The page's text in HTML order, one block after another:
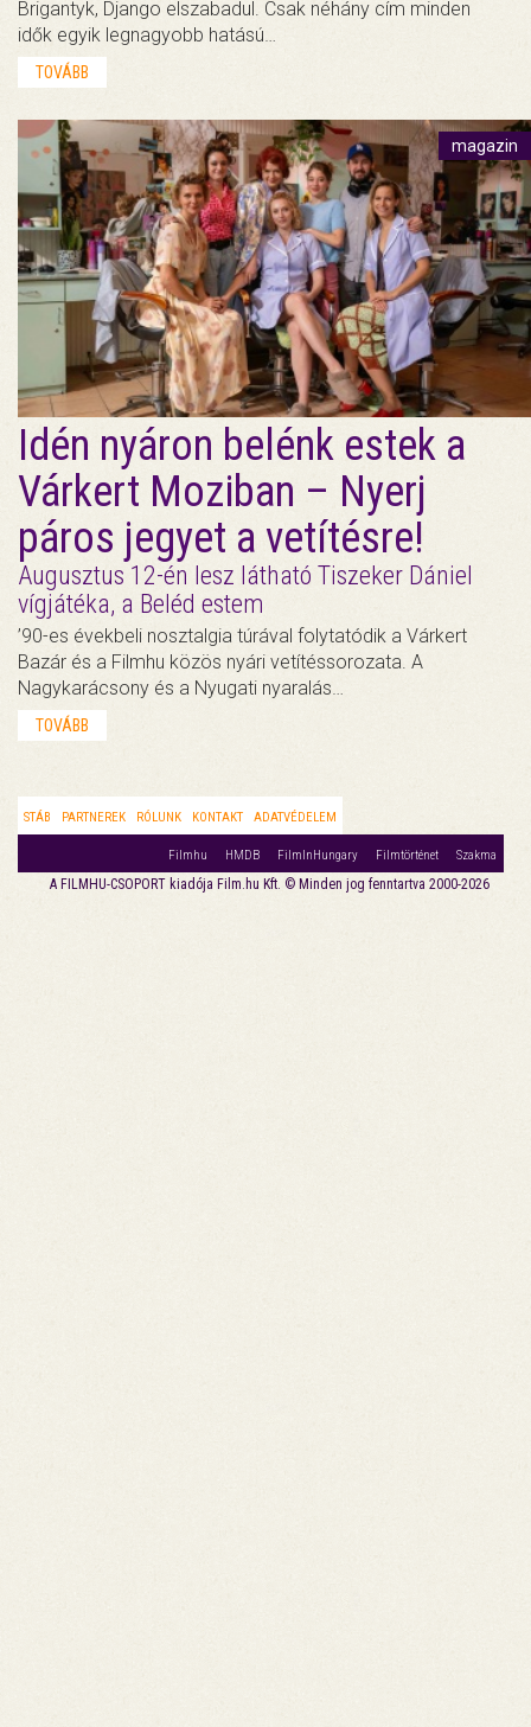
Brigantyk, Django elszabadul. Csak néhány cím minden
idők egyik legnagyobb hatású…
TOVÁBB
magazin
Idén nyáron belénk estek a
Várkert Moziban – Nyerj
páros jegyet a vetítésre!
Augusztus 12-én lesz látható Tiszeker Dániel
vígjátéka, a Beléd estem
’90-es évekbeli nosztalgia túrával folytatódik a Várkert
Bazár és a Filmhu közös nyári vetítéssorozata. A
Nagykarácsony és a Nyugati nyaralás…
TOVÁBB
STÁB PARTNEREK RÓLUNK KONTAKT ADATVÉDELEM
Filmhu HMDB FilmInHungary Filmtörténet Szakma
A FILMHU-CSOPORT kiadója Film.hu Kft. © Minden jog fenntartva 2000-2026